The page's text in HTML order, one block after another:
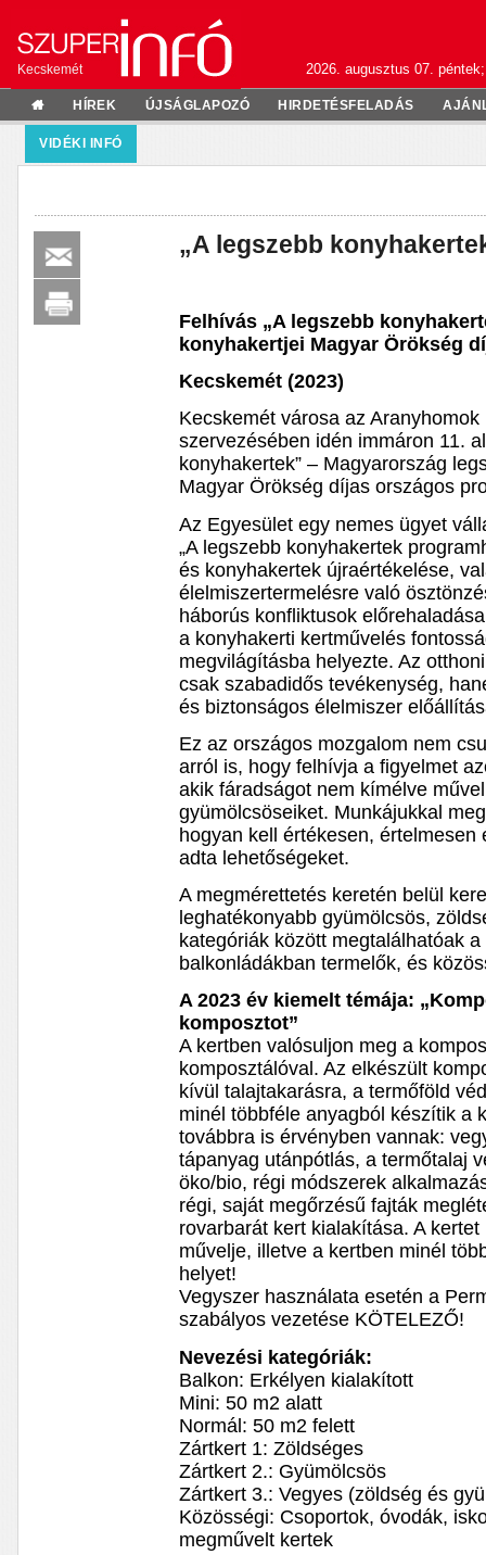
Kecskemét 2026. augusztus 07.
HÍREK ÚJSÁGLAPOZÓ HIRDETÉSFELADÁS
VIDÉKI INFÓ
„A legszebb
Felhívás „A legszebb
konyhakertjei Magyar Örökség
Kecskemét (2023)
Kecskemét városa az
szervezésében idén immáron 11.
konyhakertek” – Magyarország
Magyar Örökség díjas országos
Az Egyesület egy nemes ügyet
„A legszebb konyhakertek
és konyhakertek újraértékelése,
élelmiszertermelésre való
háborús konfliktusok
a konyhakerti kertművelés
megvilágításba helyezte. Az
csak szabadidős tevékenység,
és biztonságos élelmiszer
Ez az országos mozgalom nem
arról is, hogy felhívja a figyelmet
akik fáradságot nem kímélve
gyümölcsöseiket. Munkájukkal
hogyan kell értékesen,
adta lehetőségeket.
A megmérettetés keretén belül
leghatékonyabb gyümölcsös,
kategóriák között megtalálhatóak
balkonládákban termelők, és
A 2023 év kiemelt témája:
komposztot”
A kertben valósuljon meg a
komposztálóval. Az elkészült
kívül talajtakarásra, a termőföld
minél többféle anyagból készítik a
továbbra is érvényben vannak:
tápanyag utánpótlás, a termőtalaj
öko/bio, régi módszerek
régi, saját megőrzésű fajták
rovarbarát kert kialakítása. A
művelje, illetve a kertben minél
helyet!
Vegyszer használata esetén a
szabályos vezetése KÖTELEZŐ!
Nevezési kategóriák:
Balkon: Erkélyen kialakított
Mini: 50 m2 alatt
Normál: 50 m2 felett
Zártkert 1: Zöldséges
Zártkert 2.: Gyümölcsös
Zártkert 3.: Vegyes (zöldség és
Közösségi: Csoportok, óvodák,
megművelt kertek